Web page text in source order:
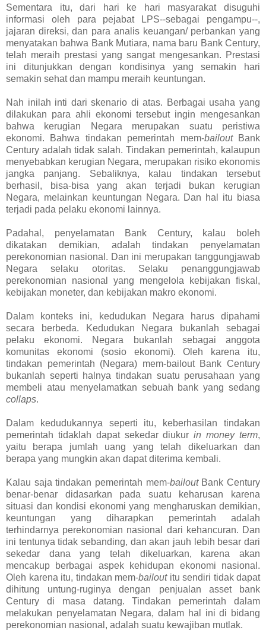
Sementara itu, dari hari ke hari masyarakat disuguhi
informasi oleh para pejabat LPS--sebagai pengampu--,
jajaran direksi, dan para analis keuangan/ perbankan yang
menyatakan bahwa Bank Mutiara, nama baru Bank Century,
telah meraih prestasi yang sangat mengesankan. Prestasi
ini ditunjukkan dengan kondisinya yang semakin hari
semakin sehat dan mampu meraih keuntungan.
Nah inilah inti dari skenario di atas. Berbagai usaha yang
dilakukan para ahli ekonomi tersebut ingin mengesankan
bahwa kerugian Negara merupakan suatu peristiwa
ekonomi. Bahwa tindakan pemerintah mem-bailoutBank
Century adalah tidak salah. Tindakan pemerintah, kalaupun
menyebabkan kerugian Negara, merupakan risiko ekonomis
jangka panjang. Sebaliknya, kalau tindakan tersebut
berhasil, bisa-bisa yang akan terjadi bukan kerugian
Negara, melainkan keuntungan Negara. Dan hal itu biasa
terjadi pada pelaku ekonomi lainnya.
Padahal, penyelamatan Bank Century, kalau boleh
dikatakan demikian, adalah tindakan penyelamatan
perekonomian nasional. Dan ini merupakan tanggungjawab
Negara selaku otoritas. Selaku penanggungjawab
perekonomian nasional yang mengelola kebijakan fiskal,
kebijakan moneter, dan kebijakan makro ekonomi.
Dalam konteks ini, kedudukan Negara harus dipahami
secara berbeda. Kedudukan Negara bukanlah sebagai
pelaku ekonomi. Negara bukanlah sebagai anggota
komunitas ekonomi (sosio ekonomi). Oleh karena itu,
tindakan pemerintah (Negara) mem-bailout Bank Century
bukanlah seperti halnya tindakan suatu perusahaan yang
membeli atau menyelamatkan sebuah bank yang sedang
collaps.
Dalam kedudukannya seperti itu, keberhasilan tindakan
pemerintah tidaklah dapat sekedar diukurin money term,
yaitu berapa jumlah uang yang telah dikeluarkan dan
berapa yang mungkin akan dapat diterima kembali.
Kalau saja tindakan pemerintah mem-bailoutBank Century
benar-benar didasarkan pada suatu keharusan karena
situasi dan kondisi ekonomi yang mengharuskan demikian,
keuntungan yang diharapkan pemerintah adalah
terhindarnya perekonomian nasional dari kehancuran. Dan
ini tentunya tidak sebanding, dan akan jauh lebih besar dari
sekedar dana yang telah dikeluarkan, karena akan
mencakup berbagai aspek kehidupan ekonomi nasional.
Oleh karena itu, tindakan mem-bailout itu sendiri tidak dapat
dihitung untung-ruginya dengan penjualan asset bank
Century di masa datang. Tindakan pemerintah dalam
melakukan penyelamatan Negara, dalam hal ini di bidang
perekonomian nasional, adalah suatu kewajiban mutlak.